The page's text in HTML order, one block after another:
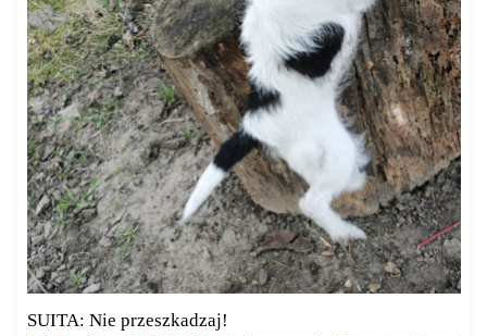
SUITA: Nie przeszkadzaj!